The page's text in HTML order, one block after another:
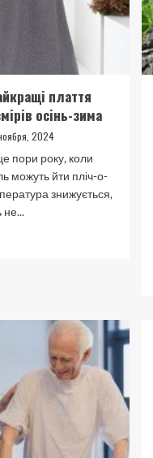
плаття
осінь-зима
2024
пори року, коли
можуть йти пліч-о-
знижується,
не...